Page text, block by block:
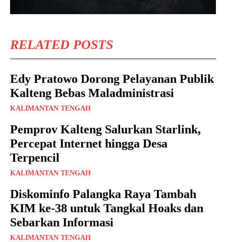
RELATED POSTS
Edy Pratowo Dorong Pelayanan Publik
Kalteng Bebas Maladministrasi
KALIMANTAN TENGAH
Pemprov Kalteng Salurkan Starlink,
Percepat Internet hingga Desa
Terpencil
KALIMANTAN TENGAH
Diskominfo Palangka Raya Tambah
KIM ke-38 untuk Tangkal Hoaks dan
Sebarkan Informasi
KALIMANTAN TENGAH